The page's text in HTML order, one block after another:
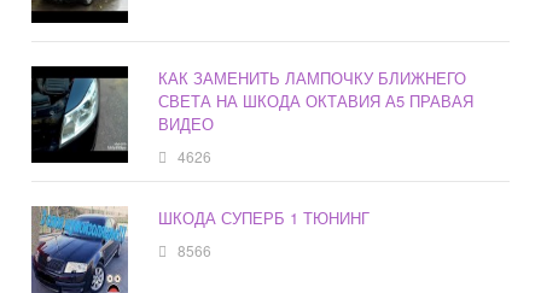
КАК ЗАМЕНИТЬ ЛАМПОЧКУ БЛИЖНЕГО
СВЕТА НА ШКОДА ОКТАВИЯ А5 ПРАВАЯ
ВИДЕО
4626
ШКОДА СУПЕРБ 1 ТЮНИНГ
8566